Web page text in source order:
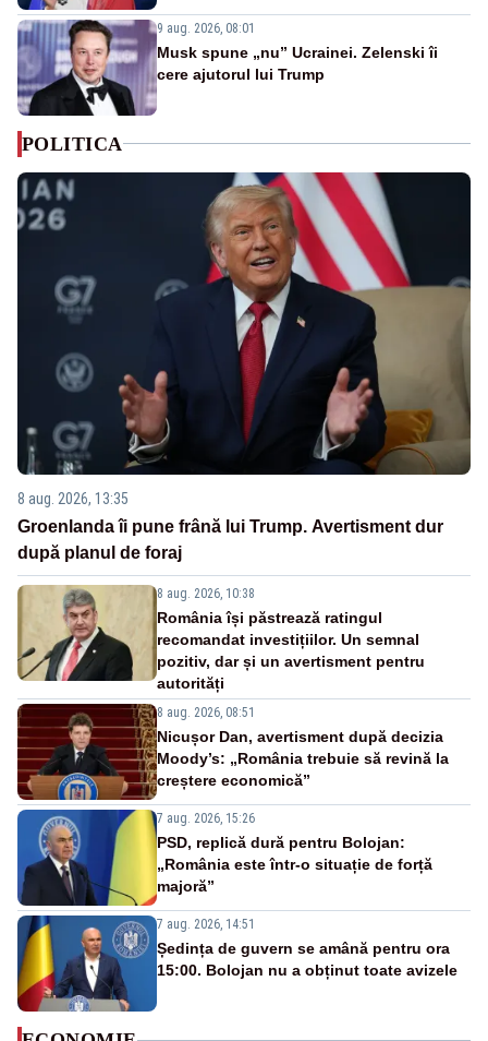
9 aug. 2026, 08:01
Musk spune „nu” Ucrainei. Zelenski îi
cere ajutorul lui Trump
POLITICA
8 aug. 2026, 13:35
Groenlanda îi pune frână lui Trump. Avertisment dur
după planul de foraj
8 aug. 2026, 10:38
România își păstrează ratingul
recomandat investițiilor. Un semnal
pozitiv, dar și un avertisment pentru
autorități
8 aug. 2026, 08:51
Nicușor Dan, avertisment după decizia
Moody’s: „România trebuie să revină la
creștere economică”
7 aug. 2026, 15:26
PSD, replică dură pentru Bolojan:
„România este într-o situație de forță
majoră”
7 aug. 2026, 14:51
Ședința de guvern se amână pentru ora
15:00. Bolojan nu a obținut toate avizele